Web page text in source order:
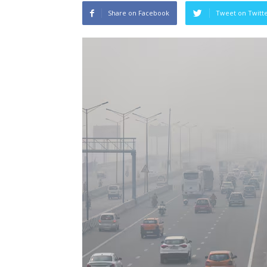
Share on Facebook Tweet on